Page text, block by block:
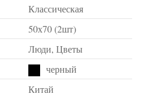
Классическая
50х70 (2шт)
Люди, Цветы
черный
Китай